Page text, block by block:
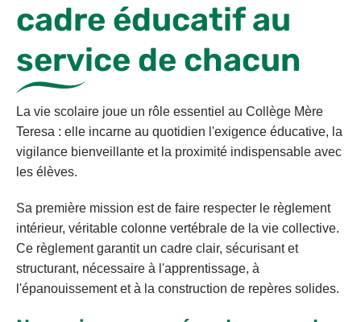
cadre éducatif au
service de chacun
La vie scolaire joue un rôle essentiel au Collège Mère
Teresa : elle incarne au quotidien l'exigence éducative, la
vigilance bienveillante et la proximité indispensable avec
les élèves.
Sa première mission est de faire respecter le règlement
intérieur, véritable colonne vertébrale de la vie collective.
Ce règlement garantit un cadre clair, sécurisant et
structurant, nécessaire à l'apprentissage, à
l'épanouissement et à la construction de repères solides.